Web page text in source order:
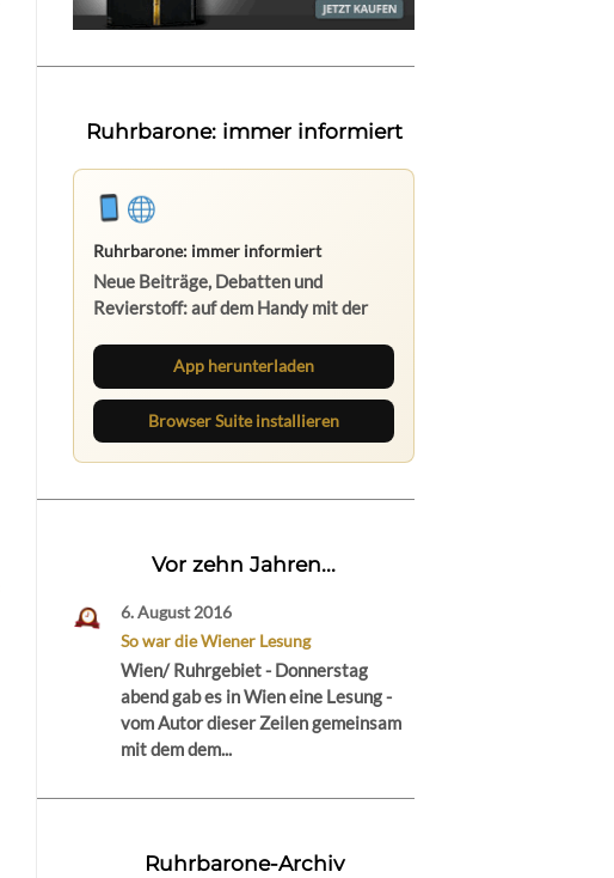
Ruhrbarone: immer informiert
Ruhrbarone: immer informiert
Neue Beiträge, Debatten und
Revierstoff: auf dem Handy mit der
Suite.
App herunterladen
Browser Suite installieren
Vor zehn Jahren...
6. August 2016
So war die Wiener Lesung
Wien/ Ruhrgebiet - Donnerstag
abend gab es in Wien eine Lesung -
vom Autor dieser Zeilen gemeinsam
mit dem dem...
Ruhrbarone-Archiv